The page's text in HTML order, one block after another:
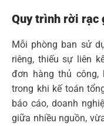
Quy trình rời rạc
Mỗi phòng ban sử
riêng, thiếu sự liên
đơn hàng thủ công,
trong khi kế toán
báo cáo, doanh
giữa nhiều nguồn,